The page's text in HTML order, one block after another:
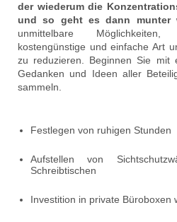
der wiederum die
und so geht es dann munter
unmittelbare
kostengünstige und einfache Art
zu reduzieren. Beginnen Sie mit
Gedanken und Ideen aller
sammeln.
Festlegen von ruhigen Stunden
Aufstellen von
Schreibtischen
Investition in private Büroboxen